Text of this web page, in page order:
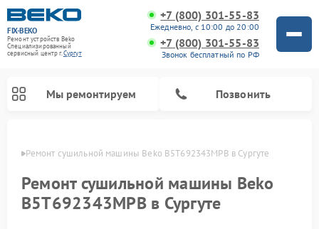
FIX-BEKO
Ремонт устройств Beko
Специализированный
cервисный центр г.Сургут
+7 (800) 301-55-83
Ежедневно, с 10:00 до 20:00
+7 (800) 301-55-83
Звонок бесплатный по РФ
Мы ремонтируем Позвонить
Ремонт сушильной машины Beko B5T692343MPB в Сургуте
Ремонт сушильной машины Beko
B5T692343MPB в Сургуте